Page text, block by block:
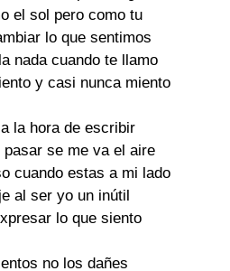
el sol pero como tu
lo que sentimos
nada cuando te llamo
y casi nunca miento
la hora de escribir
pasar se me va el aire
cuando estas a mi lado
al ser yo un inútil
lo que siento
no los dañes